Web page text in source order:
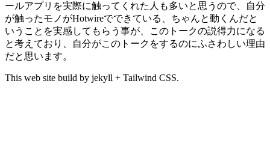
ールアプリを実際に触ってくれた人も多いと思うので、自分
が触ったモノがHotwireでできている、ちゃんと動くんだと
いうことを実感してもらう事が、このトークの説得力になる
と考えており、自分がこのトークをするのにふさわしい理由
だと思います。
This web site build by jekyll + Tailwind CSS.